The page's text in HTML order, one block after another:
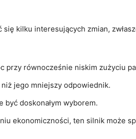
kilku interesujących zmian,
przy równocześnie niskim zużyciu‍
jego‍ mniejszy odpowiednik.
doskonałym wyborem.
ekonomiczności,‍ ten silnik ​może